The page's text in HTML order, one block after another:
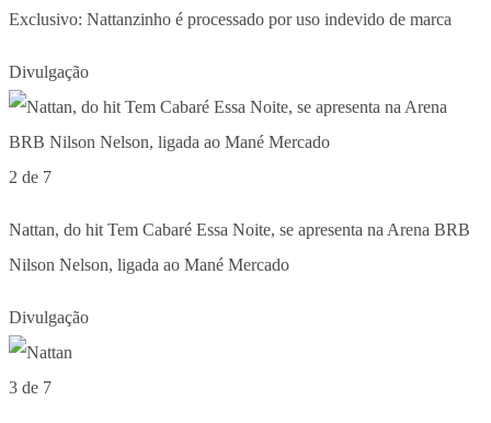
Exclusivo: Nattanzinho é processado por uso indevido de marca
Divulgação
2 de 7
Nattan, do hit Tem Cabaré Essa Noite, se apresenta na Arena BRB
Nilson Nelson, ligada ao Mané Mercado
Divulgação
3 de 7